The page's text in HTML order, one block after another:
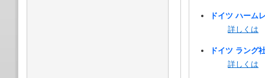
ドイツ ハーム
詳しくは
ドイツ ラング
詳しくは